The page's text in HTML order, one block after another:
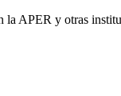
APER y otras